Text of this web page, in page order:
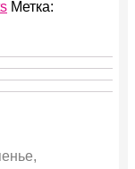
Метка: